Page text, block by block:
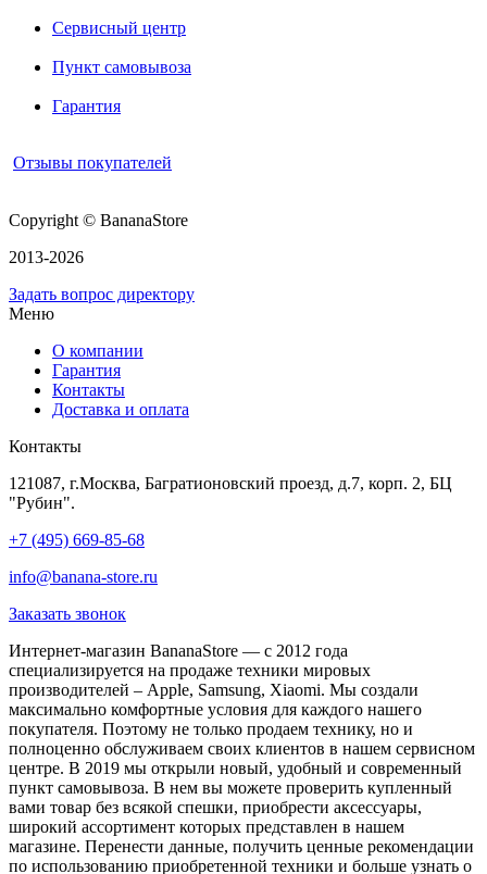
Сервисный центр
Пункт самовывоза
Гарантия
Отзывы покупателей
Copyright © BananaStore
2013-2026
Задать вопрос директору
Меню
О компании
Гарантия
Контакты
Доставка и оплата
Контакты
121087, г.Москва, Багратионовский проезд, д.7, корп. 2, БЦ
"Рубин".
+7 (495) 669-85-68
info@banana-store.ru
Заказать звонок
Интернет-магазин BananaStore — с 2012 года
специализируется на продаже техники мировых
производителей – Apple, Samsung, Xiaomi. Мы создали
максимально комфортные условия для каждого нашего
покупателя. Поэтому не только продаем технику, но и
полноценно обслуживаем своих клиентов в нашем сервисном
центре. В 2019 мы открыли новый, удобный и современный
пункт самовывоза. В нем вы можете проверить купленный
вами товар без всякой спешки, приобрести аксессуары,
широкий ассортимент которых представлен в нашем
магазине. Перенести данные, получить ценные рекомендации
по использованию приобретенной техники и больше узнать о